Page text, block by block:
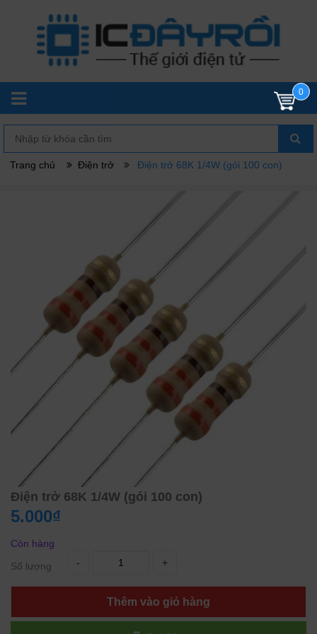
0
Trang chủ Điện trở Điện trở 68K 1/4W (gói 100 con)
Điện trở 68K 1/4W (gói 100 con)
5.000₫
Còn hàng
Số lượng
- +
Thêm vào giỏ hàng